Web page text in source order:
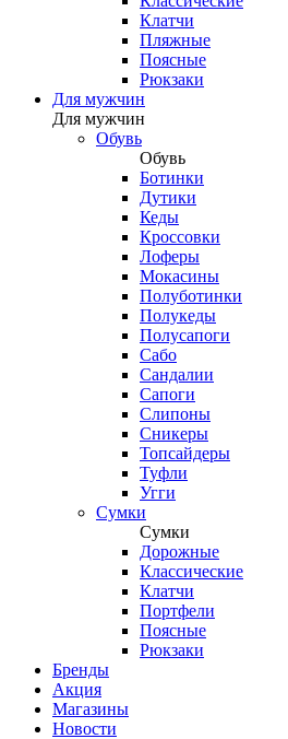
Клатчи
Пляжные
Поясные
Рюкзаки
Для мужчин
Для мужчин
Обувь
Обувь
Ботинки
Дутики
Кеды
Кроссовки
Лоферы
Мокасины
Полуботинки
Полукеды
Полусапоги
Сабо
Сандалии
Сапоги
Слипоны
Сникеры
Топсайдеры
Туфли
Угги
Сумки
Сумки
Дорожные
Классические
Клатчи
Портфели
Поясные
Рюкзаки
Бренды
Акция
Магазины
Новости